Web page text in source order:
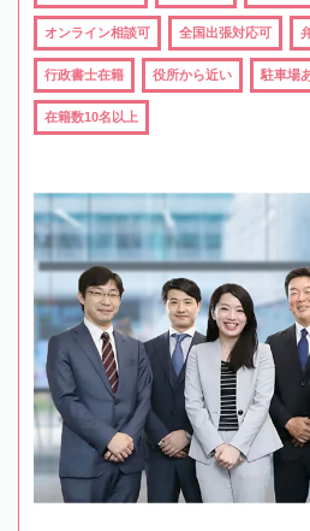
オンライン相談可 全国出張対応可
行政書士在籍 役所から近い 駐車場
在籍数10名以上